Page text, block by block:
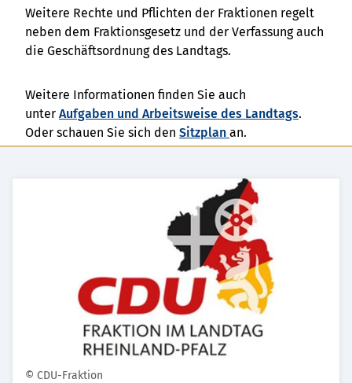
Weitere Rechte und Pflichten der Fraktionen regelt
neben dem Fraktionsgesetz und der Verfassung auch
die Geschäftsordnung des Landtags.
Weitere Informationen finden Sie auch
unter Aufgaben und Arbeitsweise des Landtags.
Oder schauen Sie sich den Sitzplan an.
© CDU-Fraktion